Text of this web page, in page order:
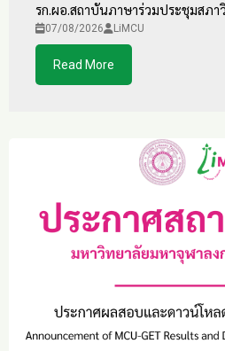
รก.ผอ.สถาบันภาษาร่วมประชุมสภ
07/08/2026 LiMCU
Read More